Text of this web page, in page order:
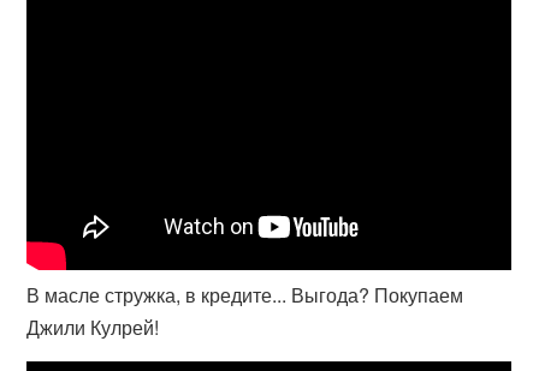
В масле стружка, в кредите... Выгода? Покупаем
Джили Кулрей!